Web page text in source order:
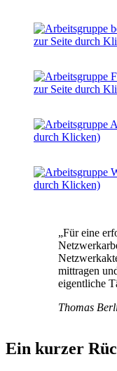
„Für eine
mittragen
eigentliche
Thomas
Ein kurzer